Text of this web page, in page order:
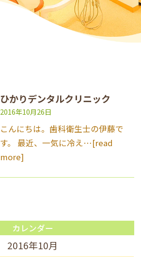
ひかりデンタルクリニック
2016年10月26日
こんにちは。歯科衛生士の伊藤で
す。 最近、一気に冷え…[read
more]
カレンダー
2016年10月